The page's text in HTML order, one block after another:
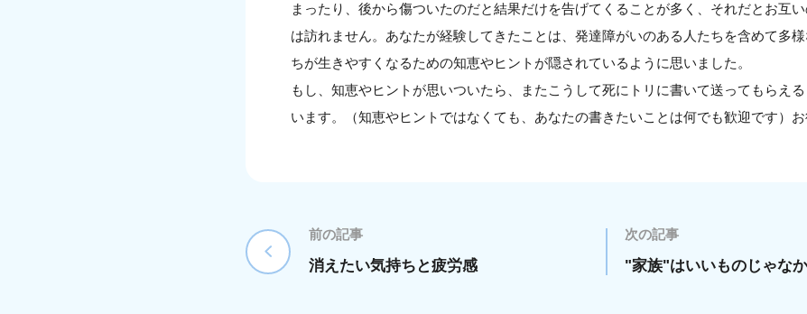
まったり、後から傷ついたのだと結果だけを告げてくることが多く、それだとお互
は訪れません。あなたが経験してきたことは、発達障がいのある人たちを含めて多
ちが生きやすくなるための知恵やヒントが隠されているように思いました。
もし、知恵やヒントが思いついたら、またこうして死にトリに書いて送ってもらえ
います。（知恵やヒントではなくても、あなたの書きたいことは何でも歓迎です）お
前の記事
消えたい気持ちと疲労感
次の記事
"家族"はいいものじゃな